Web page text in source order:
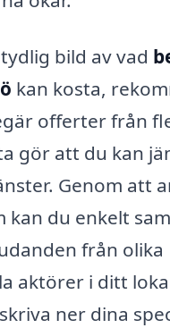
bild av vad
kan kosta,
offerter från
gör att du kan
Genom att
du enkelt
från olika
aktörer i ditt
ner dina